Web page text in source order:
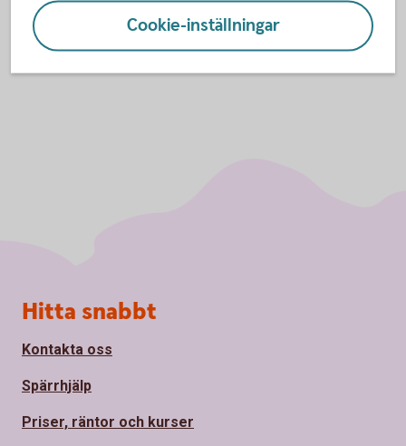
Anmälan om ny lön (pdf)
Cookie-inställningar
Sidfot
Hitta snabbt
Kontakta oss
Spärrhjälp
Priser, räntor och kurser